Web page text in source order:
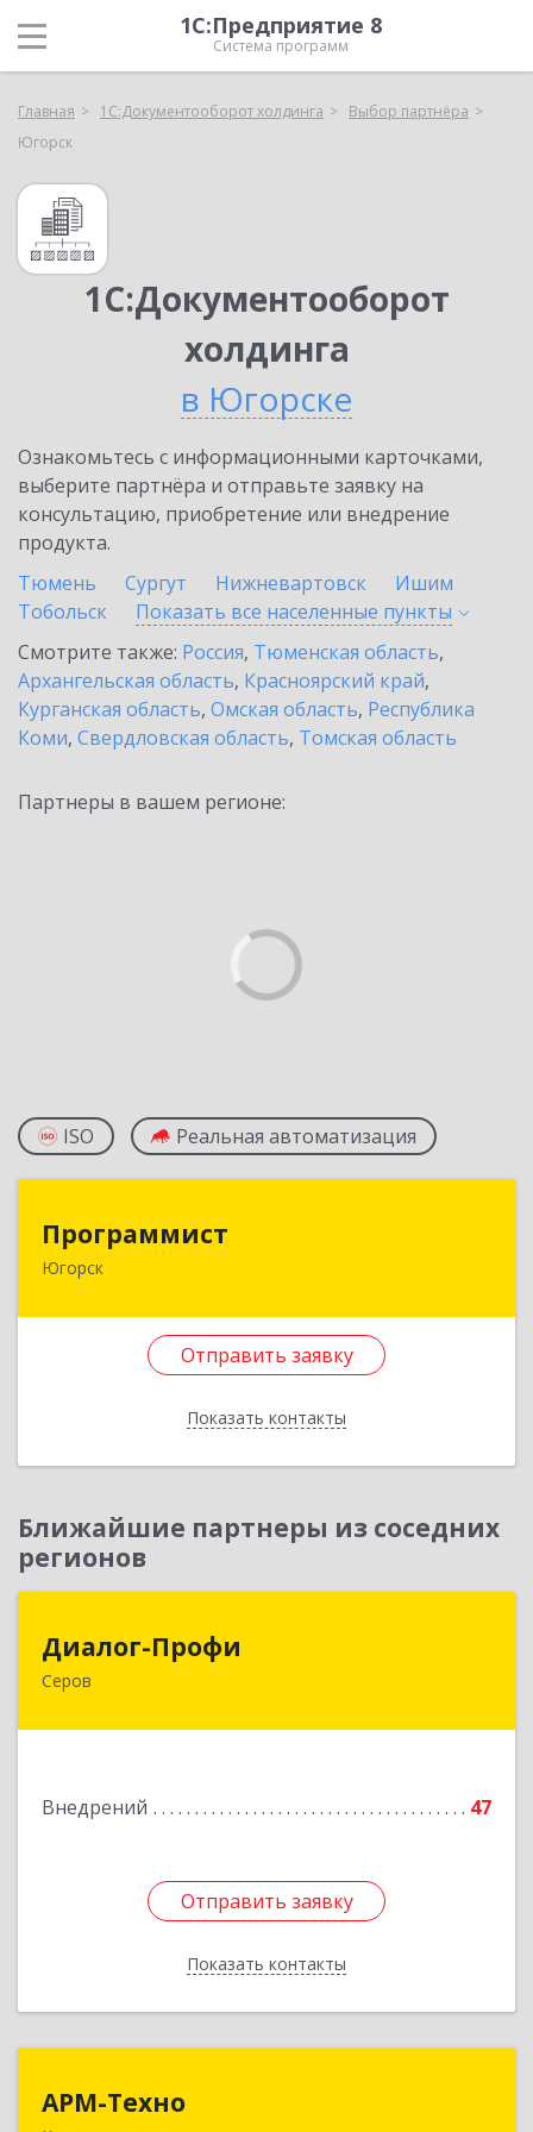
1С:Предприятие 8
Система программ
Главная 1С:Документооборот холдинга
Выбор партнёра
Югорск
1С:Документооборот
холдинга
в Югорске
Ознакомьтесь с информационными карточками,
выберите партнёра и отправьте заявку на
консультацию, приобретение или внедрение
продукта.
Тюмень
Сургут Нижневартовск
Ишим
Тобольск
Показать все населенные пункты
Смотрите также: Россия, Тюменская область,
Архангельская область, Красноярский край,
Курганская область, Омская область, Республика
Коми, Свердловская область, Томская область
Партнеры в вашем регионе:
ISO Реальная автоматизация
Программист
Югорск
Отправить заявку
Показать контакты
628264, Ханты-Мансийский Автономный округ
дом № 1, кв.27
Ближайшие партнеры из соседних
регионов
Диалог-Профи
Серов
Внедрений 47
Отправить заявку
Показать контакты
624980, Свердловская обл, Серов г, Короленко
Отправить заявку
Назад
АРМ-Техно